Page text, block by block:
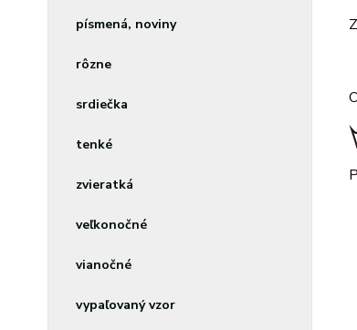
písmená, noviny
rôzne
srdiečka
tenké
zvieratká
veľkonočné
vianočné
vypaľovaný vzor